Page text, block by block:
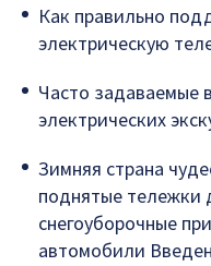
Как правильно
электрическую
Часто задаваемые
электрических
Зимняя страна
поднятые тележки
снегоуборочные
автомобили